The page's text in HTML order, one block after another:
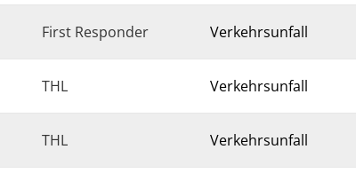
First Responder Verkehrsunfall
THL Verkehrsunfall
THL Verkehrsunfall